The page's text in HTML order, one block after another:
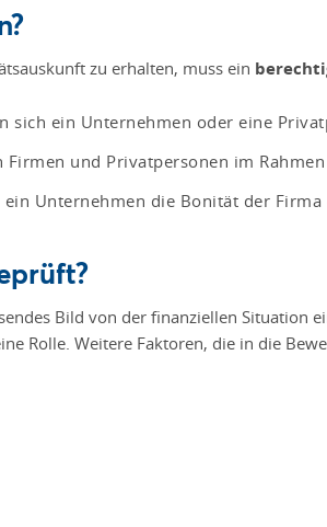
zu erhalten, muss ein
sich ein Unternehmen oder eine
und Privatpersonen im
Unternehmen die Bonität der
Bild von der finanziellen Situation
Rolle. Weitere Faktoren, die in die